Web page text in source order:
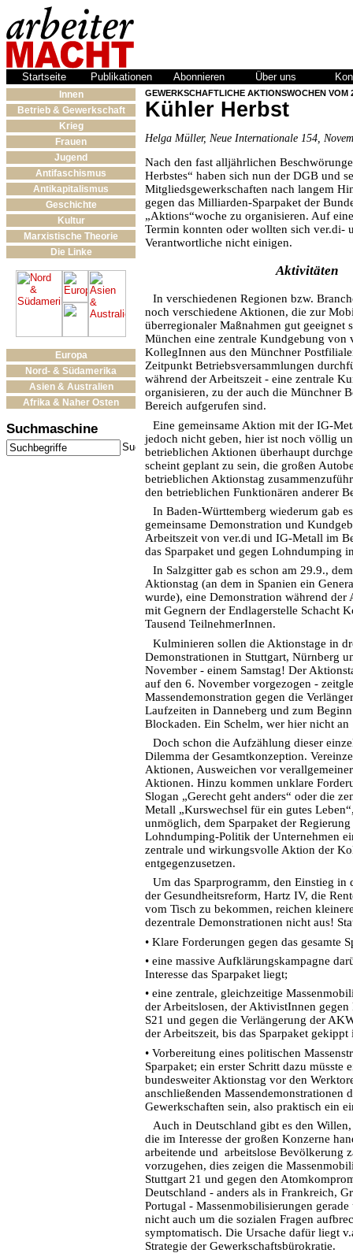
Startseite Publikationen Abonnieren Über uns
Innen
Betrieb & Gewerkschaft
Krieg
Frauen
Jugend
Antifaschismus
Antikapitalismus
Geschichte
Kultur
Marxistische Theorie
Die Linke
Europa
Nord- & Südamerika
Asien & Australien
Afrika & Naher Osten
Suchmaschine
GEWERKSCHAFTLICHE AKTIONSWOCHEN VOM
Kühler Herbst
Helga Müller, Neue Internationale 154,
Nach den fast alljährlichen
Herbstes“ haben sich nun der DGB und
Mitgliedsgewerkschaften nach langem
gegen das Milliarden-Sparpaket der
„Aktions“woche zu organisieren. Auf
Termin konnten oder wollten sich ver.di-
Verantwortliche nicht einigen.
Aktivitäten
In verschiedenen Regionen bzw.
noch verschiedene Aktionen, die zur
überregionaler Maßnahmen gut geeignet
München eine zentrale Kundgebung von
KollegInnen aus den Münchner
Zeitpunkt Betriebsversammlungen
während der Arbeitszeit - eine zentrale
organisieren, zu der auch die Münchner
Bereich aufgerufen sind.
Eine gemeinsame Aktion mit der IG-
jedoch nicht geben, hier ist noch völlig
betrieblichen Aktionen überhaupt
scheint geplant zu sein, die großen
betrieblichen Aktionstag
den betrieblichen Funktionären anderer
In Baden-Württemberg wiederum gab
gemeinsame Demonstration und
Arbeitszeit von ver.di und IG-Metall im
das Sparpaket und gegen Lohndumping
In Salzgitter gab es schon am 29.9.,
Aktionstag (an dem in Spanien ein
wurde), eine Demonstration während der
mit Gegnern der Endlagerstelle Schacht
Tausend TeilnehmerInnen.
Kulminieren sollen die Aktionstage in
Demonstrationen in Stuttgart, Nürnberg
November - einem Samstag! Der
auf den 6. November vorgezogen -
Massendemonstration gegen die
Laufzeiten in Danneberg und zum
Blockaden. Ein Schelm, wer hier nicht an
Doch schon die Aufzählung dieser
Dilemma der Gesamtkonzeption.
Aktionen, Ausweichen vor
Aktionen. Hinzu kommen unklare
Slogan „Gerecht geht anders“ oder die
Metall „Kurswechsel für ein gutes
unmöglich, dem Sparpaket der
Lohndumping-Politik der Unternehmen
zentrale und wirkungsvolle Aktion der
entgegenzusetzen.
Um das Sparprogramm, den Einstieg in
der Gesundheitsreform, Hartz IV, die
vom Tisch zu bekommen, reichen
dezentrale Demonstrationen nicht aus!
• Klare Forderungen gegen das gesamte
• eine massive Aufklärungskampagne
Interesse das Sparpaket liegt;
• eine zentrale, gleichzeitige
der Arbeitslosen, der AktivistInnen
S21 und gegen die Verlängerung der
der Arbeitszeit, bis das Sparpaket gekippt
• Vorbereitung eines politischen
Sparpaket; ein erster Schritt dazu müsste
bundesweiter Aktionstag vor den
anschließenden Massendemonstrationen
Gewerkschaften sein, also praktisch ein
Auch in Deutschland gibt es den
die im Interesse der großen Konzerne
arbeitende und arbeitslose Bevölkerung
vorzugehen, dies zeigen die
Stuttgart 21 und gegen den
Deutschland - anders als in Frankreich,
Portugal - Massenmobilisierungen
nicht auch um die sozialen Fragen
symptomatisch. Die Ursache dafür liegt
Strategie der Gewerkschaftsbürokratie.